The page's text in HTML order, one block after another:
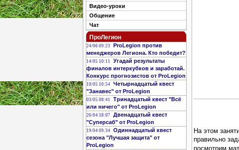
Видео-уроки
Общение
Чат
ПроЛегион
24/06 09:23
ProLegion против
менеджеров Легиона. Кто победит?
14/05 10:11
Угадай результаты
финалов интеркубков и заработай.
Конкурс прогнозистов от ProLegion
10/05 10:54 Четырнадцатый квест
"Занавес" от ProLegion
03/05 08:41
Тринадцатый квест "Всё
или ничего" от ProLegion
26/04 18:07 Двенадцатый квест
"Суперсаб" от ProLegion
19/04 09:34 Одиннадцатый квест
сезона "Лучшая защита" от
ProLegion
На этом
правильно
посмотрим